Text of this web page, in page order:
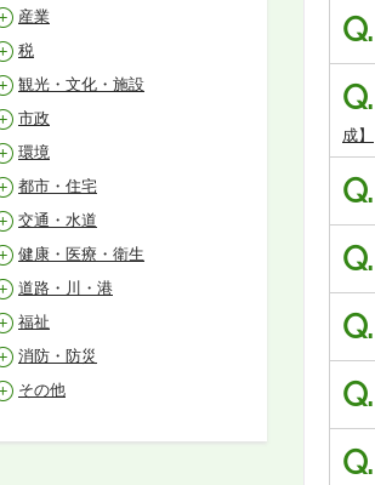
Q.
Q.
成】
Q.
Q.
Q.
Q.
Q.
産業
税
観光・文化・施設
市政
環境
都市・住宅
交通・水道
健康・医療・衛生
道路・川・港
福祉
消防・防災
その他